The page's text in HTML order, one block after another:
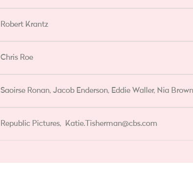
Robert Krantz
Chris Roe
Saoirse Ronan, Jacob Enderson, Eddie Waller, Nia
Republic Pictures, Katie.Tisherman@cbs.com